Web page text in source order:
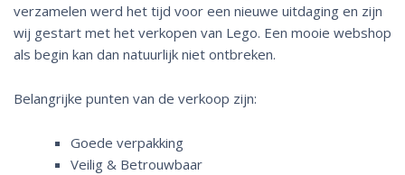
verzamelen werd het tijd voor een nieuwe uitdaging en zijn
wij gestart met het verkopen van Lego. Een mooie webshop
als begin kan dan natuurlijk niet ontbreken.
Belangrijke punten van de verkoop zijn:
Goede verpakking
Veilig & Betrouwbaar